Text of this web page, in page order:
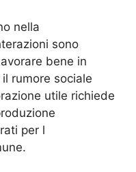
nella
sono
bene in
rumore sociale
utile richiede
per l